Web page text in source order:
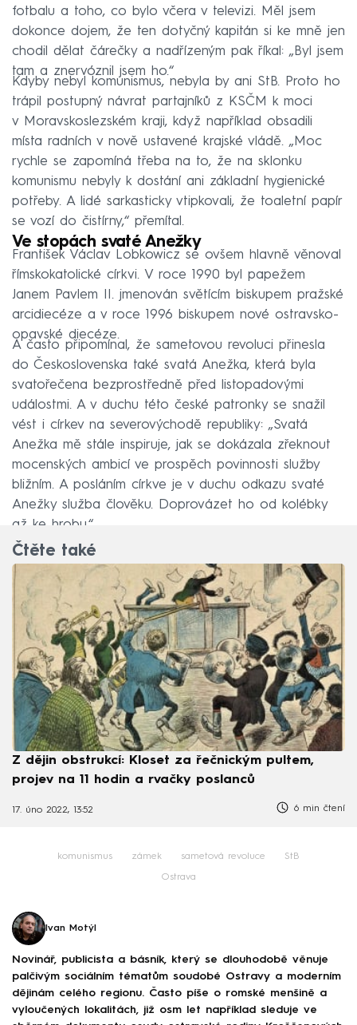
fotbalu a toho, co bylo včera v televizi. Měl jsem
dokonce dojem, že ten dotyčný kapitán si ke mně jen
chodil dělat čárečky a nadřízeným pak říkal: „Byl jsem
tam a znervóznil jsem ho.“
Kdyby nebyl komunismus, nebyla by ani StB. Proto ho
trápil postupný návrat partajníků z KSČM k moci
v Moravskoslezském kraji, když například obsadili
místa radních v nově ustavené krajské vládě. „Moc
rychle se zapomíná třeba na to, že na sklonku
komunismu nebyly k dostání ani základní hygienické
potřeby. A lidé sarkasticky vtipkovali, že toaletní papír
se vozí do čistírny,“ přemítal.
Ve stopách svaté Anežky
František Václav Lobkowicz se ovšem hlavně věnoval
římskokatolické církvi. V roce 1990 byl papežem
Janem Pavlem II. jmenován světícím biskupem pražské
arcidiecéze a v roce 1996 biskupem nové ostravsko-
opavské diecéze.
A často připomínal, že sametovou revoluci přinesla
do Československa také svatá Anežka, která byla
svatořečena bezprostředně před listopadovými
událostmi. A v duchu této české patronky se snažil
vést i církev na severovýchodě republiky: „Svatá
Anežka mě stále inspiruje, jak se dokázala zřeknout
mocenských ambicí ve prospěch povinnosti služby
bližním. A posláním církve je v duchu odkazu svaté
Anežky služba člověku. Doprovázet ho od kolébky
až ke hrobu.“
Čtěte také
Z dějin obstrukcí: Kloset za řečnickým pultem,
projev na 11 hodin a rvačky poslanců
17. úno 2022, 13:52 6 min čtení
komunismus zámek sametová revoluce StB
Ostrava
Ivan Motýl
Novinář, publicista a básník, který se dlouhodobě věnuje
palčivým sociálním tématům soudobé Ostravy a moderním
dějinám celého regionu. Často píše o romské menšině a
vyloučených lokalitách, již osm let například sleduje ve